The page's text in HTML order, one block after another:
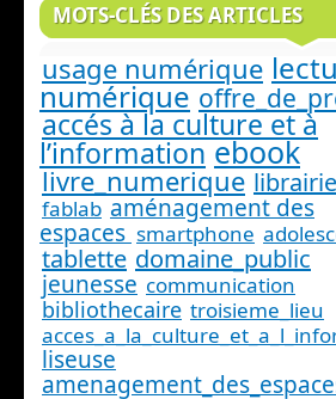
MOTS-CLÉS DES ARTICLES
usage numérique
numérique
accés à la culture et à
l’information ebook
livre_numerique librairie
fablab aménagement des
espaces smartphone
tablette domaine_public
jeunesse communication
bibliothecaire troisieme_lieu
liseuse